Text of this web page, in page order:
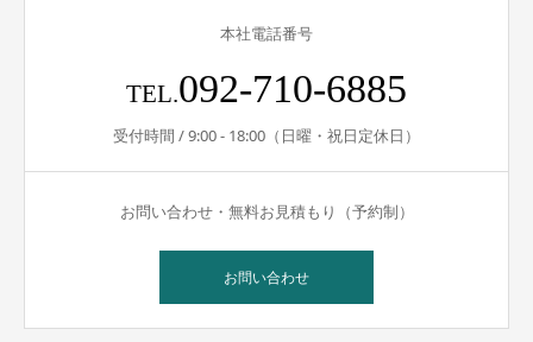
本社電話番号
TEL.092-710-6885
受付時間 / 9:00 - 18:00（日曜・祝日定休日）
お問い合わせ・無料お見積もり（予約制）
お問い合わせ